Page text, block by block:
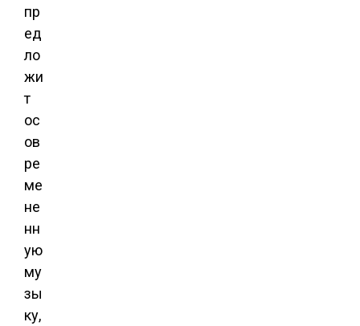
пр
ед
ло
жи
т
ос
ов
ре
ме
не
нн
ую
му
зы
ку,